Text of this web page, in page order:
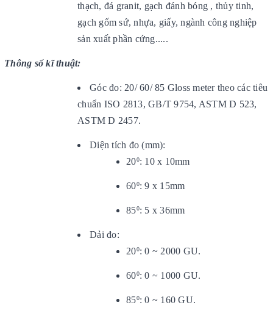
thạch, đá granit, gạch đánh bóng , thủy tinh,
gạch gốm sứ, nhựa, giấy, ngành công nghiệp
sản xuất phần cứng.....
Thông số kĩ thuật:
Góc đo: 20/ 60/ 85 Gloss meter theo các tiêu
chuẩn ISO 2813, GB/T 9754, ASTM D 523,
ASTM D 2457.
Diện tích đo (mm):
200: 10 x 10mm
600: 9 x 15mm
850: 5 x 36mm
Dải đo:
200: 0 ~ 2000 GU.
600: 0 ~ 1000 GU.
850: 0 ~ 160 GU.